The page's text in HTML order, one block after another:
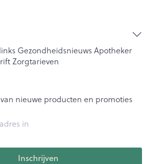
Gezondheidsnieuws Apotheker
Zorgtarieven
nieuwe producten en promoties
Inschrijven